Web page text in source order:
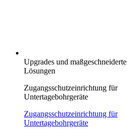
Upgrades und maßgeschneiderte
Lösungen
Zugangsschutzeinrichtung für
Untertagebohrgeräte
Zugangsschutzeinrichtung für
Untertagebohrgeräte